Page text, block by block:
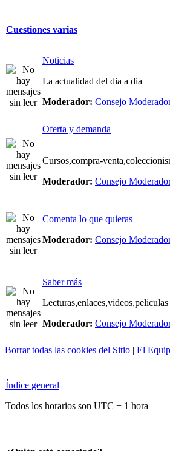
Cuestiones varias
Noticias
La actualidad del dia a dia
Moderador: Consejo
Oferta y demanda
Cursos,compra-
Moderador: Consejo
Comenta lo que quieras
Moderador: Consejo
Saber más
Moderador: Consejo
Borrar todas las cookies del Sitio | El
Índice general
Todos los horarios son UTC + 1 hora